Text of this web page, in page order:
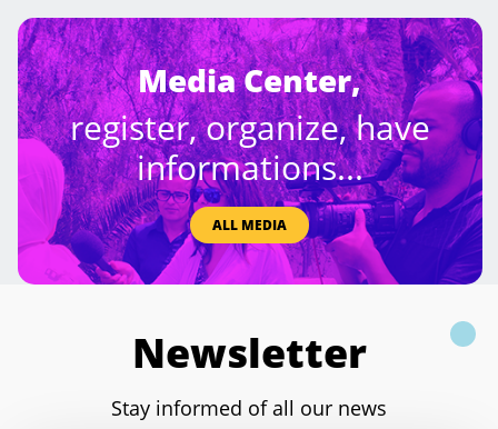
Media Center,
register, organize, have
informations...
ALL MEDIA
Newsletter
Stay informed of all our news